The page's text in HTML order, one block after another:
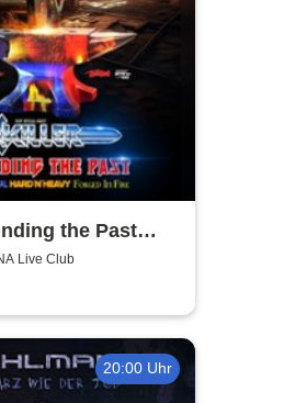
the Past
Live Club
20:00 Uhr